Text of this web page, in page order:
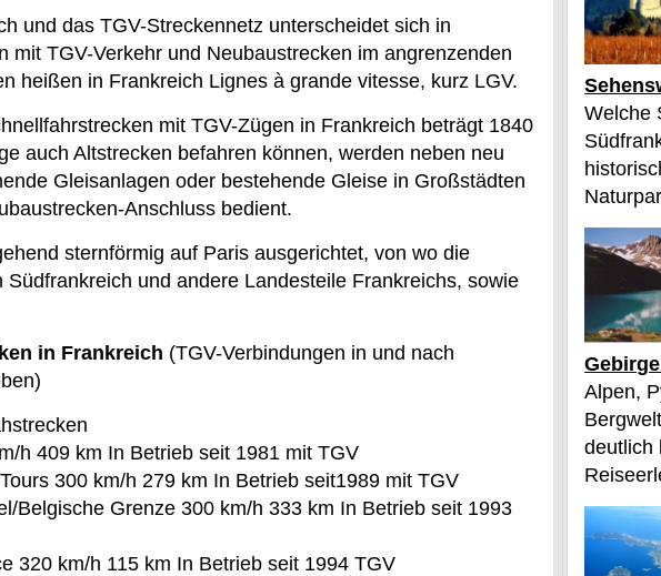
und das TGV-Streckennetz unterscheidet sich in
mit TGV-Verkehr und Neubaustrecken im angrenzenden
heißen in Frankreich Lignes à grande vitesse, kurz LGV.
mit TGV-Zügen in Frankreich beträgt 1840
auch Altstrecken befahren können, werden neben neu
Gleisanlagen oder bestehende Gleise in Großstädten
Anschluss bedient.
sternförmig auf Paris ausgerichtet, von wo die
und andere Landesteile Frankreichs, sowie
in Frankreich (TGV-Verbindungen in und nach
h 409 km In Betrieb seit 1981 mit TGV
300 km/h 279 km In Betrieb seit1989 mit TGV
Belgische Grenze 300 km/h 333 km In Betrieb seit 1993
320 km/h 115 km In Betrieb seit 1994 TGV
Welche
Alpen,
deutlich